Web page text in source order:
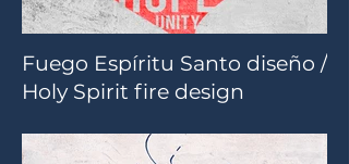
Fuego Espíritu Santo diseño /
Holy Spirit fire design